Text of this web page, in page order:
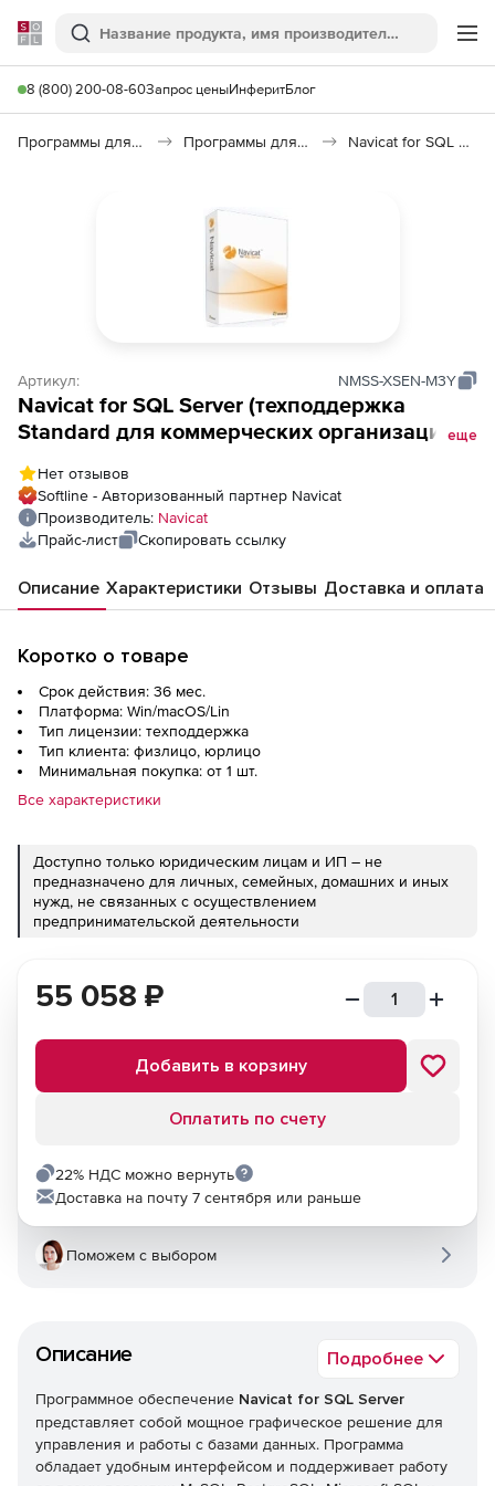
Softline
Поиск
8 (800) 200-08-60Запрос ценыИнферитБлог
Программы для программирования Программы для работы с базами данных Navicat for SQL Server
Артикул: NMSS-XSEN-M3Y
Navicat for SQL Server (техподдержка
Standard для коммерческих организаций),
еще
Нет отзывов
Softline - Авторизованный партнер Navicat
Производитель: Navicat
Прайс-лист
Скопировать ссылку
Описание Характеристики Отзывы Доставка и оплата
Коротко о товаре
Срок действия: 36 мес.
Платформа: Win/macOS/Lin
Тип лицензии: техподдержка
Тип клиента: физлицо, юрлицо
Минимальная покупка: от 1 шт.
Все характеристики
Доступно только юридическим лицам и ИП – не
предназначено для личных, семейных, домашних и иных
нужд, не связанных с осуществлением
предпринимательской деятельности
Описание Подробнее
Программное обеспечение Navicat for SQL Server
представляет собой мощное графическое решение для
управления и работы с базами данных. Программа
обладает удобным интерфейсом и поддерживает работу
55 058 ₽
Добавить в корзину
Оплатить по счету
22% НДС можно вернуть
Доставка на почту 7 сентября или раньше
Поможем с выбором